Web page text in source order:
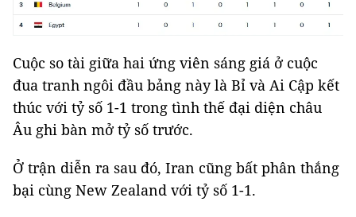
Cuộc so tài giữa hai ứng viên sáng giá ở cuộc
đua tranh ngôi đầu bảng này là Bỉ và Ai Cập kết
thúc với tỷ số 1-1 trong tình thế đại diện châu
Âu ghi bàn mở tỷ số trước.
Ở trận diễn ra sau đó, Iran cũng bất phân thắng
bại cùng New Zealand với tỷ số 1-1.